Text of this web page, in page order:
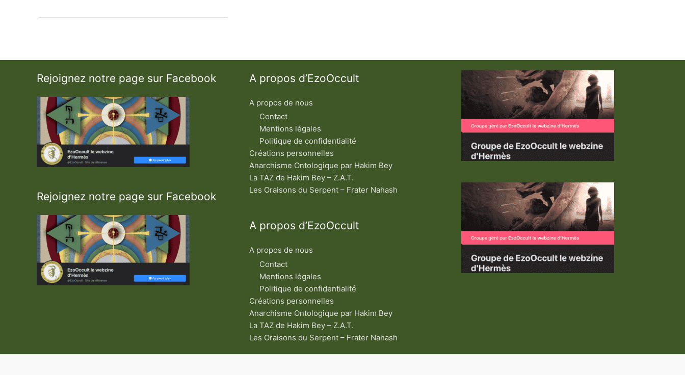
e
e
M
a
i
s
e
r
O
m
e
g
a
Rejoignez notre page sur Facebook
Rejoignez notre page sur Facebook
A propos d’EzoOccult
A propos de nous
Contact
Mentions légales
Politique de confidentialité
Créations personnelles
Anarchisme Ontologique par Hakim Bey
La TAZ de Hakim Bey – Z.A.T.
Les Oraisons du Serpent – Frater Nahash
A propos d’EzoOccult
A propos de nous
Contact
Mentions légales
Politique de confidentialité
Créations personnelles
Anarchisme Ontologique par Hakim Bey
La TAZ de Hakim Bey – Z.A.T.
Les Oraisons du Serpent – Frater Nahash